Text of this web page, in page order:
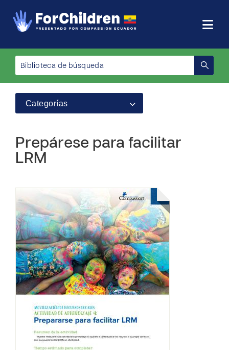
Categorías
Prepárese para facilitar
LRM